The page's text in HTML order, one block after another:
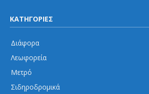
ΚΑΤΗΓΟΡΙΕΣ
Διάφορα
Λεωφορεία
Μετρό
Σιδηροδρομικά